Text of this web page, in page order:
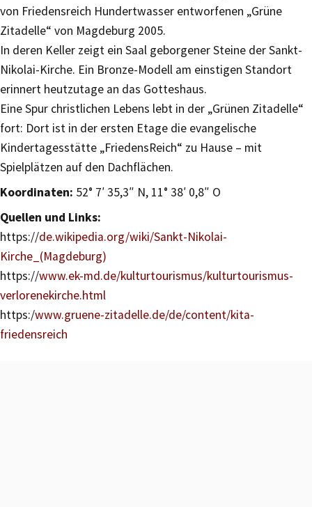
von Friedensreich Hundertwasser entworfenen „Grüne
Zitadelle“ von Magdeburg 2005.
In deren Keller zeigt ein Saal geborgener Steine der Sankt-
Nikolai-Kirche. Ein Bronze-Modell am einstigen Standort
erinnert heutzutage an das Gotteshaus.
Eine Spur christlichen Lebens lebt in der „Grünen Zitadelle“
fort: Dort ist in der ersten Etage die evangelische
Kindertagesstätte „FriedensReich“ zu Hause – mit
Spielplätzen auf den Dachflächen.
Koordinaten: 52° 7′ 35,3″ N, 11° 38′ 0,8″ O
Quellen und Links:
https://de.wikipedia.org/wiki/Sankt-Nikolai-
Kirche_(Magdeburg)
https://www.ek-md.de/kulturtourismus/kulturtourismus-
verlorenekirche.html
https:/www.gruene-zitadelle.de/de/content/kita-
friedensreich